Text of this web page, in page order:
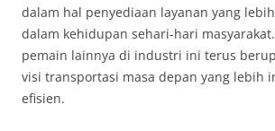
dalam hal penyediaan layanan yang
dalam kehidupan sehari-hari
pemain lainnya di industri ini terus
visi transportasi masa depan yang lebih
efisien.